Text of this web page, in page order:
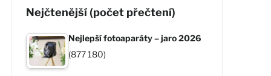
Nejčtenější (počet přečtení)
Nejlepší fotoaparáty – jaro 2026
(877 180)